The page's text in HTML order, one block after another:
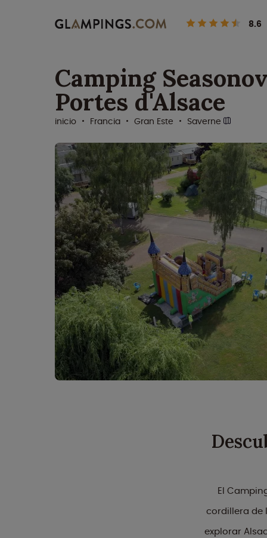
8.6
Camping
Portes d'Alsace
inicio Francia Gran Este Saverne
El
cordillera de
explorar